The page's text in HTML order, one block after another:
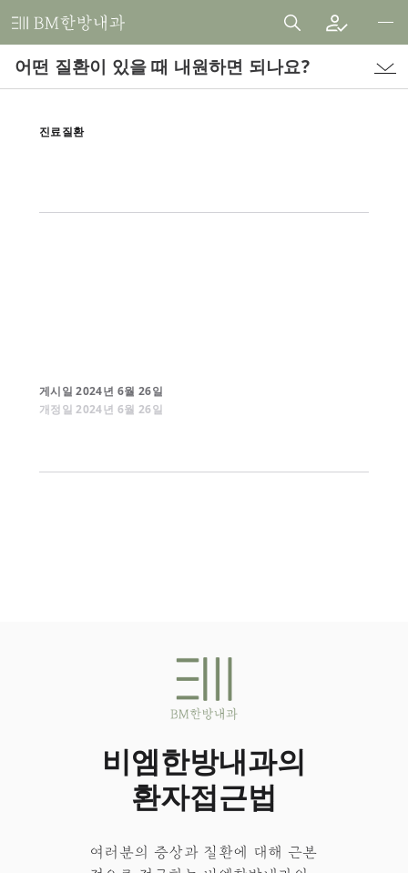
비
한
과
어떤 질환이 있을 때 내원하면 되나요?
진료질환
게시일2024년 6월 26일
개정일2024년 6월 26일
비엠한방내과의
환자접근법
여러분의 증상과 질환에 대해 근본